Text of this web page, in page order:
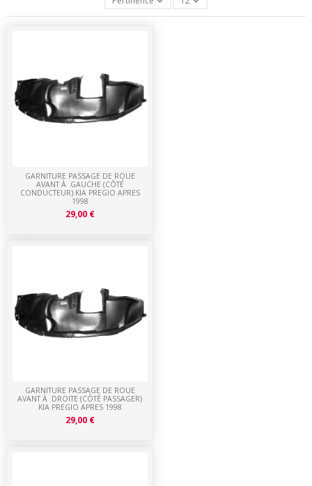
GARNITURE PASSAGE DE ROUE
AVANT À DROITE (CÔTÉ PASSAGER)
KIA PREGIO APRES 1998
29,00 €
GARNITURE PASSAGE DE ROUE
AVANT À GAUCHE (CÔTÉ
CONDUCTEUR) KIA PREGIO APRES
1998
29,00 €